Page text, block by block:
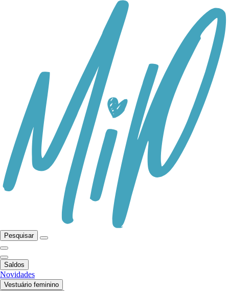
Pesquisar
Saldos
Novidades
Vestuário feminino